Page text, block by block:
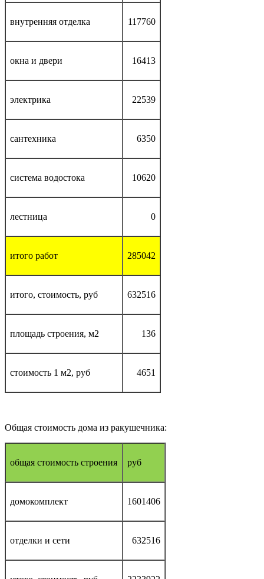
внутренняя отделка 117760
окна и двери 16413
электрика 22539
сантехника 6350
система водостока 10620
лестница 0
итого работ 285042
итого, стоимость, руб 632516
площадь строения, м2 136
стоимость 1 м2, руб 4651
Общая стоимость дома из ракушечника:
общая стоимость строения руб
домокомплект 1601406
отделки и сети 632516